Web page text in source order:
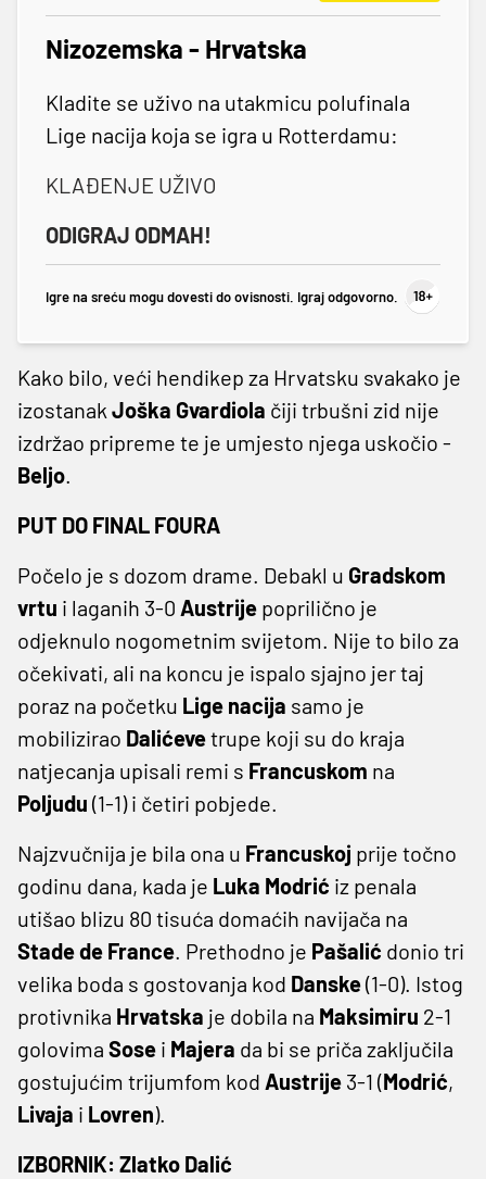
Nizozemska - Hrvatska
Kladite se uživo na utakmicu polufinala
Lige nacija koja se igra u Rotterdamu:
KLAĐENJE UŽIVO
ODIGRAJ ODMAH!
Igre na sreću mogu dovesti do ovisnosti. Igraj odgovorno.
Kako bilo, veći hendikep za Hrvatsku svakako je
izostanak Joška Gvardiola čiji trbušni zid nije
izdržao pripreme te je umjesto njega uskočio -
Beljo.
PUT DO FINAL FOURA
Počelo je s dozom drame. Debakl u Gradskom
vrtu i laganih 3-0 Austrije poprilično je
odjeknulo nogometnim svijetom. Nije to bilo za
očekivati, ali na koncu je ispalo sjajno jer taj
poraz na početku Lige nacija samo je
mobilizirao Dalićevetrupe koji su do kraja
natjecanja upisali remi s Francuskom na
Poljudu (1-1) i četiri pobjede.
Najzvučnija je bila ona u Francuskoj prije točno
godinu dana, kada je Luka Modrić iz penala
utišao blizu 80 tisuća domaćih navijača na
Stadede France. Prethodno je Pašalić donio tri
velika boda s gostovanja kod Danske(1-0). Istog
protivnika Hrvatska je dobila na Maksimiru 2-1
golovima Sose i Majera da bi se priča zaključila
gostujućim trijumfom kod Austrije 3-1 (Modrić,
Livaja i Lovren).
IZBORNIK: Zlatko Dalić